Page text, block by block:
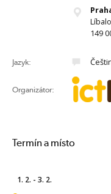
149
Jazyk:
Organizátor:
Termín a místo
1. 2. - 3. 2.